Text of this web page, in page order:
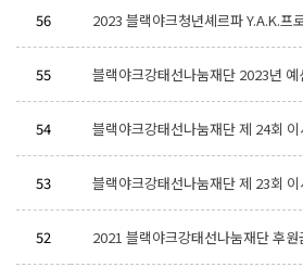
56 2023 블랙야크청년셰르파 Y.A.K.프
55 블랙야크강태선나눔재단 2023년 예
54 블랙야크강태선나눔재단 제 24회
53 블랙야크강태선나눔재단 제 23회
52 2021 블랙야크강태선나눔재단 후